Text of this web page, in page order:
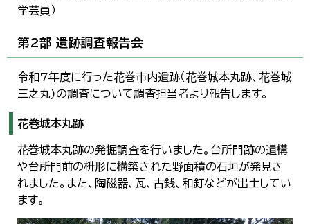
学芸員）
第2部 遺跡調査報告会
令和7年度に行った花巻市内遺跡（花巻城本丸跡、花巻城
三之丸)の調査について調査担当者より報告します。
花巻城本丸跡
花巻城本丸跡の発掘調査を行いました。台所門跡の遺構
や台所門前の枡形に構築された野面積の石垣が発見さ
れました。また、陶磁器、瓦、古銭、和釘などが出土してい
ます。